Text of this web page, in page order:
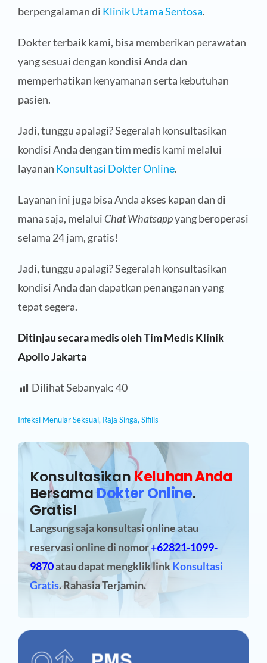
berpengalaman di Klinik Utama Sentosa.
Dokter terbaik kami, bisa memberikan perawatan
yang sesuai dengan kondisi Anda dan
memperhatikan kenyamanan serta kebutuhan
pasien.
Jadi, tunggu apalagi? Segeralah konsultasikan
kondisi Anda dengan tim medis kami melalui
layanan Konsultasi Dokter Online.
Layanan ini juga bisa Anda akses kapan dan di
mana saja, melalui Chat Whatsappyang beroperasi
selama 24 jam, gratis!
Jadi, tunggu apalagi? Segeralah konsultasikan
kondisi Anda dan dapatkan penanganan yang
tepat segera.
Ditinjau secara medis oleh Tim Medis Klinik
Apollo Jakarta
Dilihat Sebanyak:40
Infeksi Menular Seksual, Raja Singa,Sifilis
Konsultasikan Keluhan Anda
BersamaDokter Online.
Gratis!
Langsung saja konsultasi online atau
reservasi onlinedi nomor+62821-1099-
9870atau dapat mengklik linkKonsultasi
Gratis. Rahasia Terjamin.